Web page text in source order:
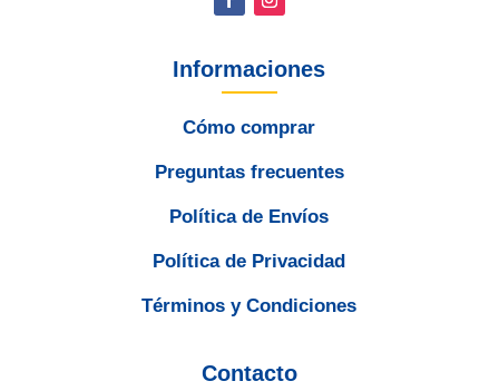
Informaciones
Cómo comprar
Preguntas frecuentes
Política de Envíos
Política de Privacidad
Términos y Condiciones
Contacto